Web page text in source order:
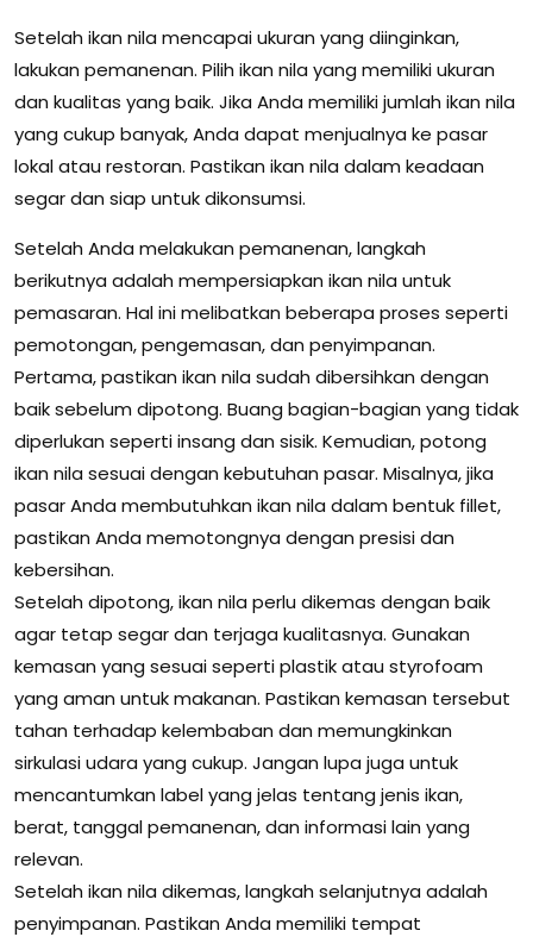
Setelah ikan nila mencapai ukuran yang diinginkan,
lakukan pemanenan. Pilih ikan nila yang memiliki ukuran
dan kualitas yang baik. Jika Anda memiliki jumlah ikan nila
yang cukup banyak, Anda dapat menjualnya ke pasar
lokal atau restoran. Pastikan ikan nila dalam keadaan
segar dan siap untuk dikonsumsi.
Setelah Anda melakukan pemanenan, langkah
berikutnya adalah mempersiapkan ikan nila untuk
pemasaran. Hal ini melibatkan beberapa proses seperti
pemotongan, pengemasan, dan penyimpanan.
Pertama, pastikan ikan nila sudah dibersihkan dengan
baik sebelum dipotong. Buang bagian-bagian yang tidak
diperlukan seperti insang dan sisik. Kemudian, potong
ikan nila sesuai dengan kebutuhan pasar. Misalnya, jika
pasar Anda membutuhkan ikan nila dalam bentuk fillet,
pastikan Anda memotongnya dengan presisi dan
kebersihan.
Setelah dipotong, ikan nila perlu dikemas dengan baik
agar tetap segar dan terjaga kualitasnya. Gunakan
kemasan yang sesuai seperti plastik atau styrofoam
yang aman untuk makanan. Pastikan kemasan tersebut
tahan terhadap kelembaban dan memungkinkan
sirkulasi udara yang cukup. Jangan lupa juga untuk
mencantumkan label yang jelas tentang jenis ikan,
berat, tanggal pemanenan, dan informasi lain yang
relevan.
Setelah ikan nila dikemas, langkah selanjutnya adalah
penyimpanan. Pastikan Anda memiliki tempat